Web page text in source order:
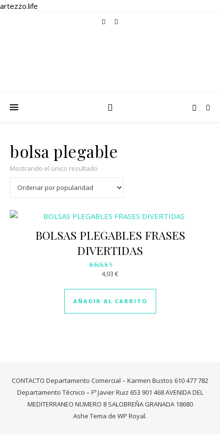
artezzo.life
bolsa plegable
Mostrando el único resultado
BOLSAS PLEGABLES FRASES
DIVERTIDAS
Valorado
2.96
de 5
4,03 €
AÑADIR AL CARRITO
CONTACTO Departamento Comercial – Karmen Bustos 610 477 782
Departamento Técnico – Fº Javier Ruiz 653 901 468 AVENIDA DEL
MEDITERRANEO NUMERO 8 SALOBREÑA GRANADA 18680
Ashe Tema de WP Royal.